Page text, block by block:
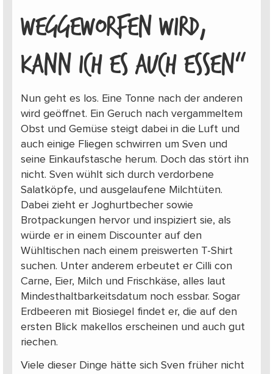
WEGGEWORFEN WIRD,
KANN ICH ES AUCH ESSEN“
Nun geht es los. Eine Tonne nach der anderen
wird geöffnet. Ein Geruch nach vergammeltem
Obst und Gemüse steigt dabei in die Luft und
auch einige Fliegen schwirren um Sven und
seine Einkaufstasche herum. Doch das stört ihn
nicht. Sven wühlt sich durch verdorbene
Salatköpfe, und ausgelaufene Milchtüten.
Dabei zieht er Joghurtbecher sowie
Brotpackungen hervor und inspiziert sie, als
würde er in einem Discounter auf den
Wühltischen nach einem preiswerten T-Shirt
suchen. Unter anderem erbeutet er Cilli con
Carne, Eier, Milch und Frischkäse, alles laut
Mindesthaltbarkeitsdatum noch essbar. Sogar
Erdbeeren mit Biosiegel findet er, die auf den
ersten Blick makellos erscheinen und auch gut
riechen.
Viele dieser Dinge hätte sich Sven früher nicht